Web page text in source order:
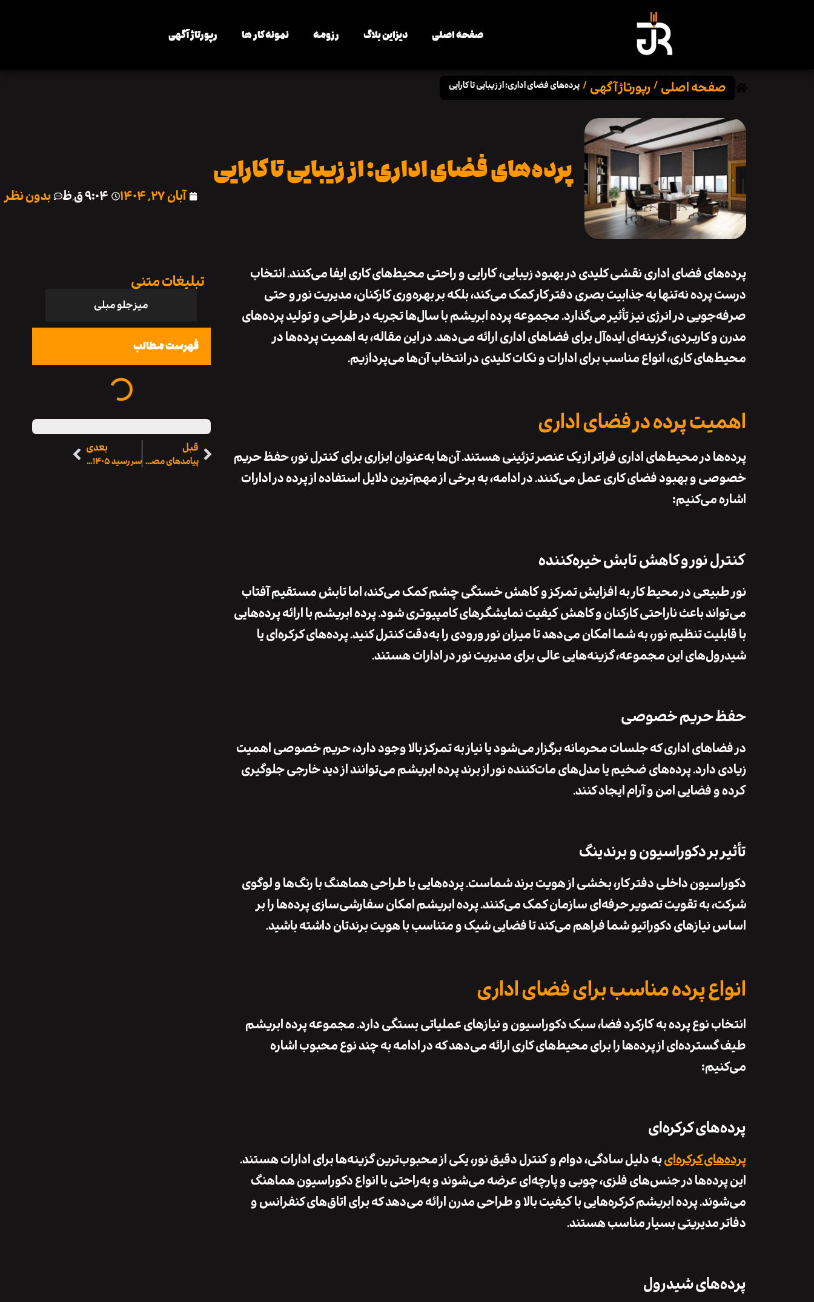
صفحه اصلی دیزاین بلاگ رزومه نمونه کار ها رپورتاژ آگهی
صفحه اصلی / رپورتاژ آگهی / پرده‌های فضای اداری: از زیبایی تا کارایی
پرده‌های فضای اداری: از زیبایی تا کارایی
آبان ۲۷, ۱۴۰۴ ۹:۰۴ ق٫ظ بدون نظر
پرده‌های فضای ادارینقشی کلیدی در بهبودزیبایی،کاراییوراحتیمحیط‌های کاری ایفا می‌کنند. انتخاب
درست پرده نه‌تنها به جذابیت بصری دفتر کار کمک می‌کند، بلکه بربهره‌وری کارکنان،مدیریت نورو حتی
صرفه‌جویی در انرژینیز تأثیر می‌گذارد. مجموعهپرده ابریشمبا سال‌ها تجربه در طراحی و تولیدپرده‌های
مدرن و کاربردی، گزینه‌ای ایده‌آل برای فضاهای اداری ارائه می‌دهد. در این مقاله، به اهمیت پرده‌ها در
محیط‌های کاری، انواع مناسب برای ادارات و نکات کلیدی در انتخاب آن‌ها می‌پردازیم.
اهمیت پرده در فضای اداری
پرده‌ها در محیط‌های اداری فراتر از یک عنصر تزئینی هستند. آن‌ها به‌عنوان ابزاری برایکنترل نور،حفظ حریم
خصوصیوبهبود فضای کاریعمل می‌کنند. در ادامه، به برخی از مهم‌ترین دلایل استفاده از پرده در ادارات
اشاره می‌کنیم:
کنترل نور و کاهش تابش خیره‌کننده
نور طبیعی در محیط کار بهافزایش تمرکزوکاهش خستگی چشمکمک می‌کند، اما تابش مستقیم آفتاب
می‌تواند باعثناراحتی کارکنانو کاهشکیفیت نمایشگرهای کامپیوتریشود.پرده ابریشمبا ارائه پرده‌هایی
باقابلیت تنظیم نور، به شما امکان می‌دهد تا میزان نور ورودی را به‌دقت کنترل کنید. پرده‌های کرکره‌ای یا
شیدرول‌های این مجموعه، گزینه‌هایی عالی برای مدیریت نور در ادارات هستند.
حفظ حریم خصوصی
در فضاهای اداری که جلسات محرمانه برگزار می‌شود یا نیاز بهتمرکز بالاوجود دارد،حریم خصوصیاهمیت
زیادی دارد. پرده‌های ضخیم یا مدل‌های مات‌کننده نور از برندپرده ابریشممی‌توانند از دید خارجی جلوگیری
کرده و فضایی امن و آرام ایجاد کنند.
تأثیر بر دکوراسیون و برندینگ
دکوراسیون داخلیدفتر کار، بخشی ازهویت برندشماست. پرده‌هایی با طراحی هماهنگ با رنگ‌ها و لوگوی
شرکت، به تقویتتصویر حرفه‌ایسازمان کمک می‌کنند.پرده ابریشمامکانسفارشی‌سازی پرده‌هارا بر
اساس نیازهای دکوراتیو شما فراهم می‌کند تا فضایی شیک و متناسب با هویت برندتان داشته باشید.
انواع پرده مناسب برای فضای اداری
انتخاب نوع پرده بهکارکرد فضا،سبک دکوراسیونونیازهای عملیاتیبستگی دارد. مجموعهپرده ابریشم
طیف گسترده‌ای از پرده‌ها را برای محیط‌های کاری ارائه می‌دهد که در ادامه به چند نوع محبوب اشاره
می‌کنیم:
پرده‌های کرکره‌ای
پرده‌های کرکره‌ایبه دلیلسادگی،دواموکنترل دقیق نور، یکی از محبوب‌ترین گزینه‌ها برای ادارات هستند.
این پرده‌ها در جنس‌های فلزی، چوبی و پارچه‌ای عرضه می‌شوند و به‌راحتی با انواع دکوراسیون هماهنگ
می‌شوند.پرده ابریشمکرکره‌هایی باکیفیت بالاوطراحی مدرنارائه می‌دهد که برای اتاق‌های کنفرانس و
دفاتر مدیریتی بسیار مناسب هستند.
پرده‌های شیدرول
تبلیغات متنی
میز جلو مبلی
فهرست مطالب
قبل
پیامدهای مصرف لبنیات بر فشار خون کودکان
بعدی
سررسید ۱۴۰۵ تهران سررسید